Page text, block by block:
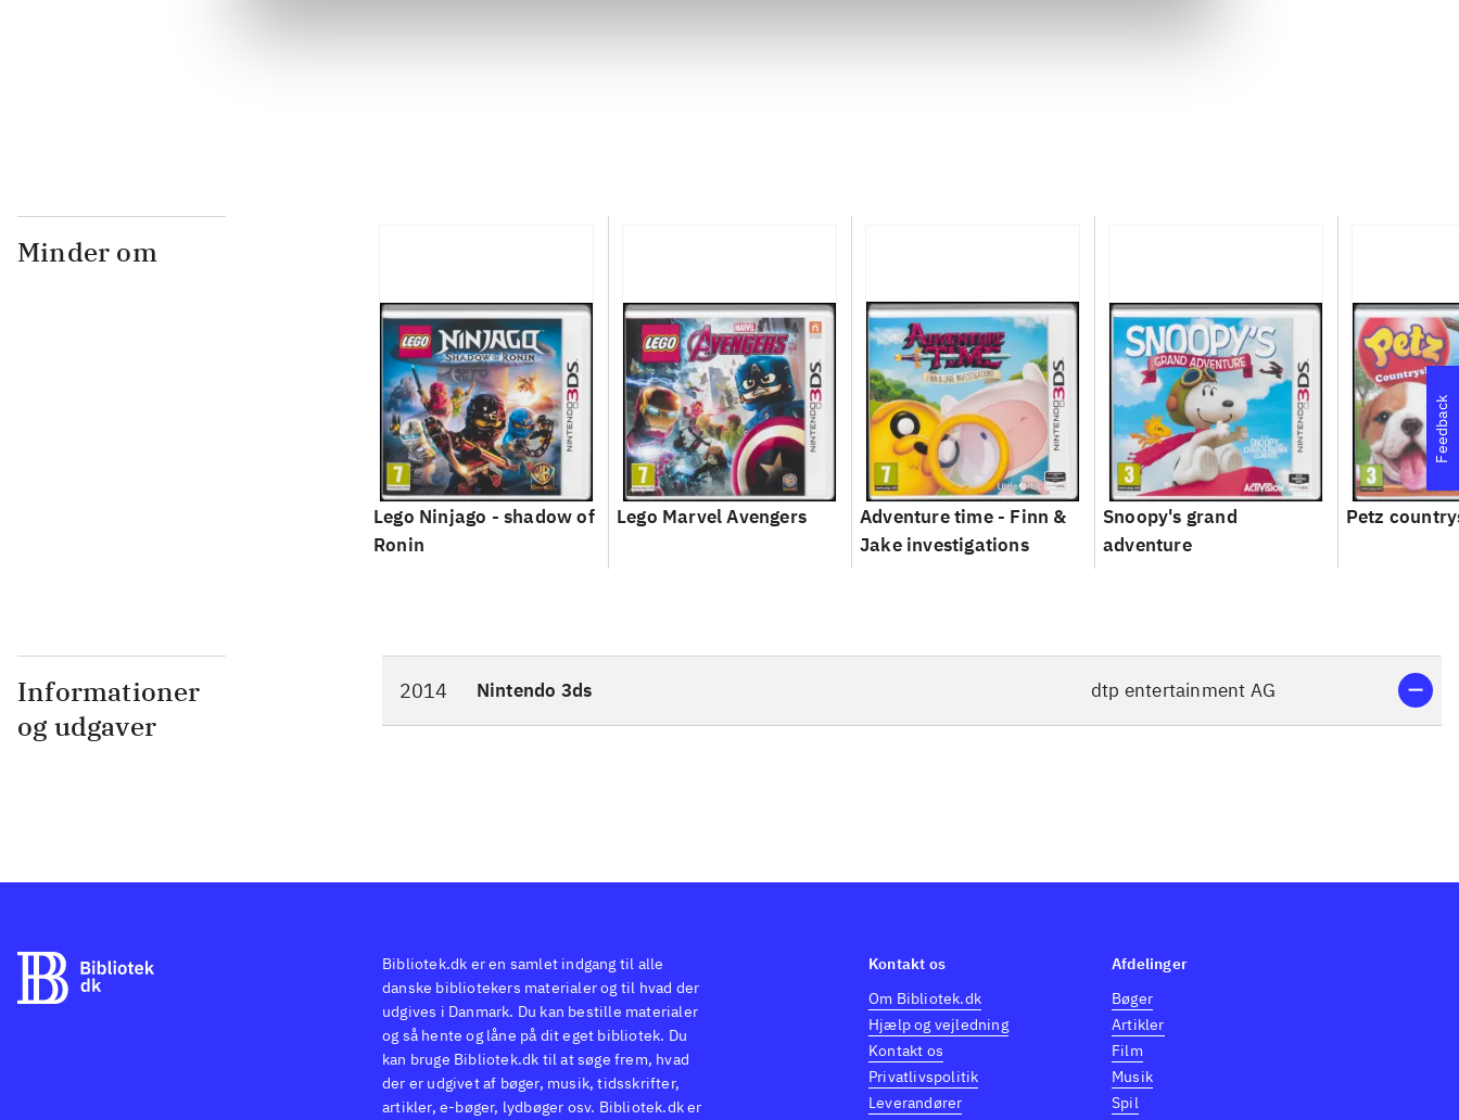
Minder om
Lego Ninjago - shadow of
Ronin
Lego Marvel Avengers
Adventure time - Finn &
Jake investigations
Snoopy's grand
adventure
Petz
Informationer
og udgaver
2014 Nintendo 3ds dtp entertainment AG
Feedback
Bibliotek.dk er en samlet indgang til alle
danske bibliotekers materialer og til hvad der
udgives i Danmark. Du kan bestille materialer
og så hente og låne på dit eget bibliotek. Du
kan bruge Bibliotek.dk til at søge frem, hvad
der er udgivet af bøger, musik, tidsskrifter,
artikler, e-bøger, lydbøger osv. Bibliotek.dk er
Kontakt os
Om Bibliotek.dk
Hjælp og vejledning
Kontakt os
Privatlivspolitik
Leverandører
Afdelinger
Bøger
Artikler
Film
Musik
Spil